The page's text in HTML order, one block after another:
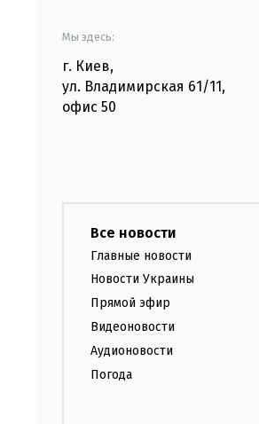
Мы здесь:
г. Киев,
ул. Владимирская 61/11,
офис 50
Все новости
Главные новости
Новости Украины
Прямой эфир
Видеоновости
Аудионовости
Погода